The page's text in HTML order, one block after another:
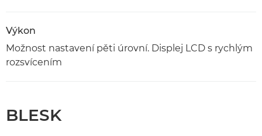
Výkon
Možnost nastavení pěti úrovní. Displej LCD s rychlým
rozsvícením
BLESK